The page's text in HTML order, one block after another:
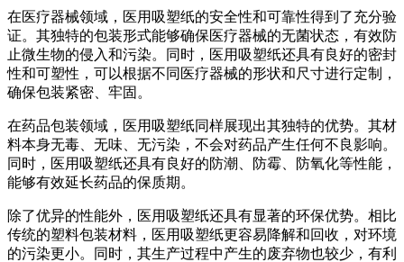
在医疗器械领域，医用吸塑纸的安全性和可靠性得到了充分验
证。其独特的包装形式能够确保医疗器械的无菌状态，有效防
止微生物的侵入和污染。同时，医用吸塑纸还具有良好的密封
性和可塑性，可以根据不同医疗器械的形状和尺寸进行定制，
确保包装紧密、牢固。
在药品包装领域，医用吸塑纸同样展现出其独特的优势。其材
料本身无毒、无味、无污染，不会对药品产生任何不良影响。
同时，医用吸塑纸还具有良好的防潮、防霉、防氧化等性能，
能够有效延长药品的保质期。
除了优异的性能外，医用吸塑纸还具有显著的环保优势。相比
传统的塑料包装材料，医用吸塑纸更容易降解和回收，对环境
的污染更小。同时，其生产过程中产生的废弃物也较少，有利